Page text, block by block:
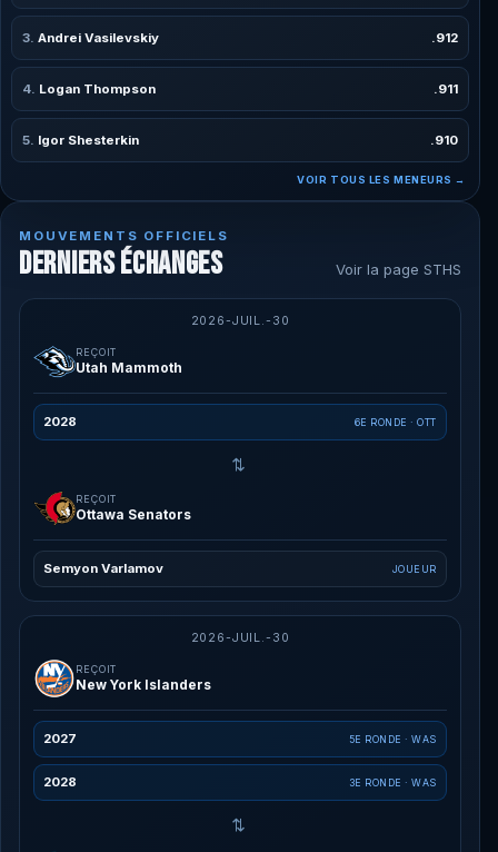
Andrei Vasilevskiy .912
Logan Thompson .911
Igor Shesterkin .910
VOIR TOUS LES MENEURS →
MOUVEMENTS OFFICIELS
DERNIERS ÉCHANGES Voir la page STHS
2026-JUIL.-30
REÇOIT
Utah Mammoth
2028 6E RONDE · OTT
⇄
REÇOIT
Ottawa Senators
Semyon Varlamov JOUEUR
2026-JUIL.-30
REÇOIT
New York Islanders
2027 5E RONDE · WAS
2028 3E RONDE · WAS
⇄